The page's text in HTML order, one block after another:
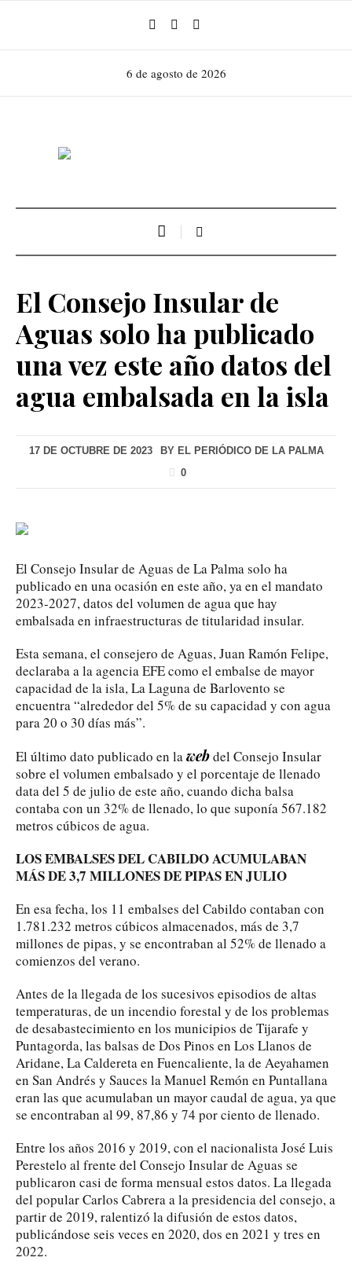
6 de agosto de 2026
El Consejo Insular de
Aguas solo ha publicado
una vez este año datos del
agua embalsada en la isla
17 DE OCTUBRE DE 2023 BY EL PERIÓDICO DE LA PALMA
0
El Consejo Insular de Aguas de La Palma solo ha
publicado en una ocasión en este año, ya en el mandato
2023-2027, datos del volumen de agua que hay
embalsada en infraestructuras de titularidad insular.
Esta semana, el consejero de Aguas, Juan Ramón Felipe,
declaraba a la agencia EFE como el embalse de mayor
capacidad de la isla, La Laguna de Barlovento se
encuentra “alrededor del 5% de su capacidad y con agua
para 20 o 30 días más”.
El último dato publicado en la webdel Consejo Insular
sobre el volumen embalsado y el porcentaje de llenado
data del 5 de julio de este año, cuando dicha balsa
contaba con un 32% de llenado, lo que suponía 567.182
metros cúbicos de agua.
LOS EMBALSES DEL CABILDO ACUMULABAN
MÁS DE 3,7 MILLONES DE PIPAS EN JULIO
En esa fecha, los 11 embalses del Cabildo contaban con
1.781.232 metros cúbicos almacenados, más de 3,7
millones de pipas, y se encontraban al 52% de llenado a
comienzos del verano.
Antes de la llegada de los sucesivos episodios de altas
temperaturas, de un incendio forestal y de los problemas
de desabastecimiento en los municipios de Tijarafe y
Puntagorda, las balsas de Dos Pinos en Los Llanos de
Aridane, La Caldereta en Fuencaliente, la de Aeyahamen
en San Andrés y Sauces la Manuel Remón en Puntallana
eran las que acumulaban un mayor caudal de agua, ya que
se encontraban al 99, 87,86 y 74 por ciento de llenado.
Entre los años 2016 y 2019, con el nacionalista José Luis
Perestelo al frente del Consejo Insular de Aguas se
publicaron casi de forma mensual estos datos. La llegada
del popular Carlos Cabrera a la presidencia del consejo, a
partir de 2019, ralentizó la difusión de estos datos,
publicándose seis veces en 2020, dos en 2021 y tres en
2022.